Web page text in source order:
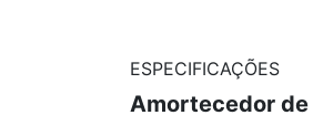
ESPECIFICAÇÕES
Amortecedor